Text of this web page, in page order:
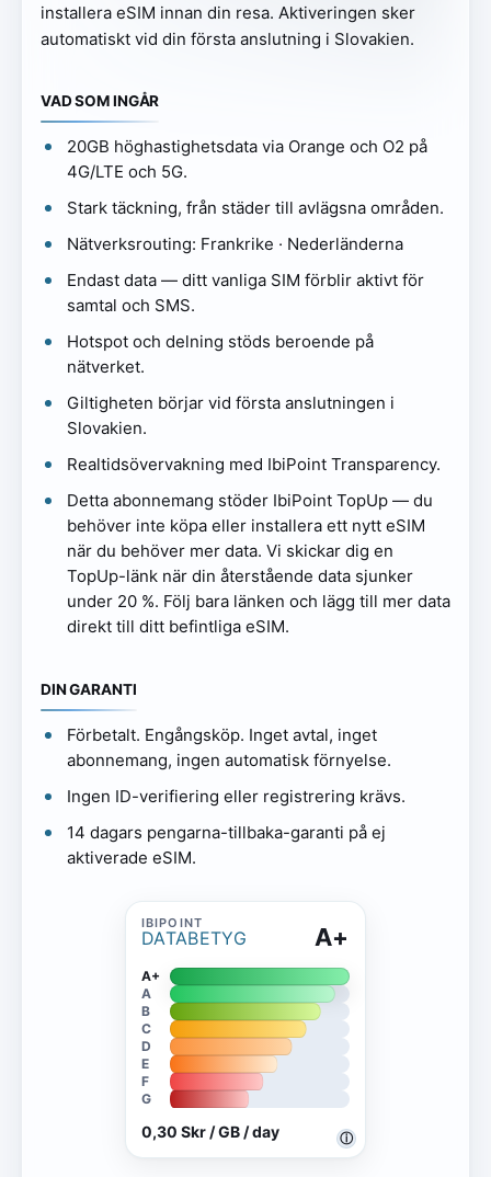
installera eSIM innan din resa. Aktiveringen sker
automatiskt vid din första anslutning i Slovakien.
VAD SOM INGÅR
20GB höghastighetsdata via Orange och O2 på
4G/LTE och 5G.
Stark täckning, från städer till avlägsna områden.
Nätverksrouting: Frankrike · Nederländerna
Endast data — ditt vanliga SIM förblir aktivt för
samtal och SMS.
Hotspot och delning stöds beroende på
nätverket.
Giltigheten börjar vid första anslutningen i
Slovakien.
Realtidsövervakning med IbiPoint Transparency.
Detta abonnemang stöder IbiPoint TopUp — du
behöver inte köpa eller installera ett nytt eSIM
när du behöver mer data. Vi skickar dig en
TopUp-länk när din återstående data sjunker
under 20 %. Följ bara länken och lägg till mer data
direkt till ditt befintliga eSIM.
DIN GARANTI
Förbetalt. Engångsköp. Inget avtal, inget
abonnemang, ingen automatisk förnyelse.
Ingen ID-verifiering eller registrering krävs.
14 dagars pengarna-tillbaka-garanti på ej
aktiverade eSIM.
DATABETYG
ⓘ
A+
A+
A
B
C
D
E
F
G
0,30 Skr / GB / day